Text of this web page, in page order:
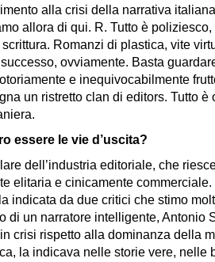
alla crisi della narrativa
allora di qui. R. Tutto è
Romanzi di plastica, vite
ovviamente. Basta
e inequivocabilmente
un ristretto clan di editors. Tutto è
essere le vie d’uscita?
dell’industria editoriale, che
elitaria e cinicamente
indicata da due critici che stimo
di un narratore intelligente, Antonio
crisi rispetto alla dominanza della
la indicava nelle storie vere, nelle